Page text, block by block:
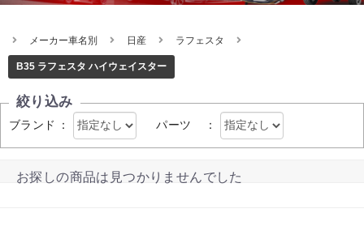
メーカー車名別 日産 ラフェスタ
B35 ラフェスタ ハイウェイスター
絞り込み
ブランド ： パーツ ：
お探しの商品は見つかりませんでした